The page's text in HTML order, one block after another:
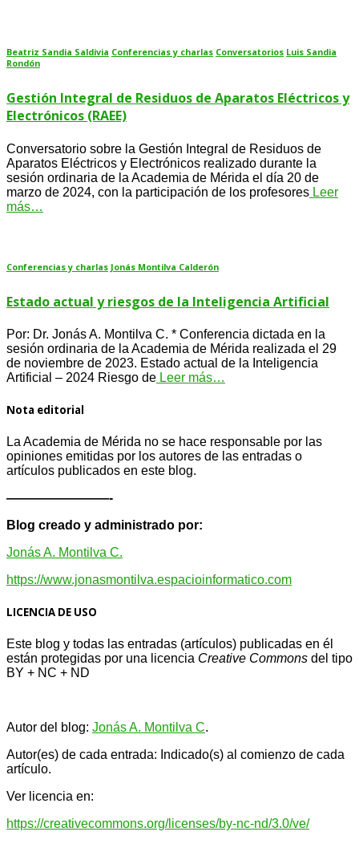
Beatriz Sandia Saldivia Conferencias y charlas Conversatorios Luis Sandia
Rondón
Gestión Integral de Residuos de Aparatos Eléctricos y
Electrónicos (RAEE)
Conversatorio sobre la Gestión Integral de Residuos de
Aparatos Eléctricos y Electrónicos realizado durante la
sesión ordinaria de la Academia de Mérida el día 20 de
marzo de 2024, con la participación de los profesores Leer
más…
Conferencias y charlas Jonás Montilva Calderón
Estado actual y riesgos de la Inteligencia Artificial
Por: Dr. Jonás A. Montilva C. * Conferencia dictada en la
sesión ordinaria de la Academia de Mérida realizada el 29
de noviembre de 2023. Estado actual de la Inteligencia
Artificial – 2024 Riesgo de Leer más…
Nota editorial
La Academia de Mérida no se hace responsable por las
opiniones emitidas por los autores de las entradas o
artículos publicados en este blog.
————————-
Blog creado y administrado por:
Jonás A. Montilva C.
https://www.jonasmontilva.espacioinformatico.com
LICENCIA DE USO
Este blog y todas las entradas (artículos) publicadas en él
están protegidas por una licencia Creative Commons del tipo
BY + NC + ND
Autor del blog: Jonás A. Montilva C.
Autor(es) de cada entrada: Indicado(s) al comienzo de cada
artículo.
Ver licencia en:
https://creativecommons.org/licenses/by-nc-nd/3.0/ve/